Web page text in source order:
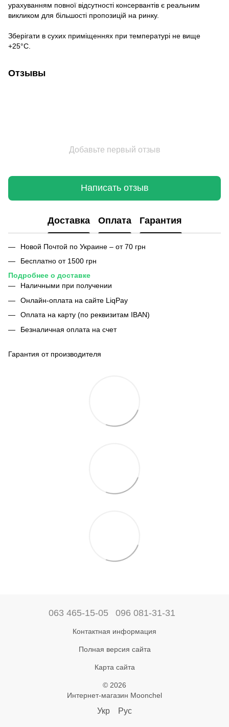
урахуванням повної відсутності консервантів є реальним
викликом для більшості пропозицій на ринку.
Зберігати в сухих приміщеннях при температурі не вище
+25°С.
Отзывы
Добавьте первый отзыв
Написать отзыв
Доставка Оплата Гарантия
Новой Почтой по Украине – от 70 грн
Бесплатно от 1500 грн
Подробнее о доставке
Наличными при получении
Онлайн-оплата на сайте LiqPay
Оплата на карту (по реквизитам IBAN)
Безналичная оплата на счет
Гарантия от производителя
063 465-15-05 096 081-31-31
Контактная информация
Полная версия сайта
Карта сайта
© 2026
Интернет-магазин Moonchel
Укр Рус